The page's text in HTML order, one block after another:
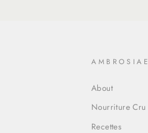
AMBROSIAE
About
Nourriture Cru
Recettes